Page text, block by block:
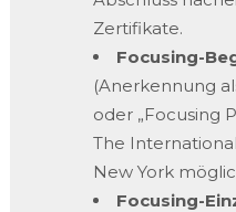
Zertifikate.
Focusing-
(Anerkennung
oder „Focusing
The
New York
Focusing-